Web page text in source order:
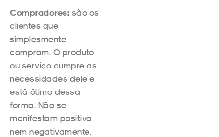
Compradores: são os
clientes que
simplesmente
compram. O produto
ou serviço cumpre as
necessidades dele e
está ótimo dessa
forma. Não se
manifestam positiva
nem negativamente.